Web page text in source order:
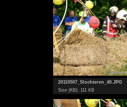
20110507_Slochteren_40.JPG
Size (KB): 111 KB